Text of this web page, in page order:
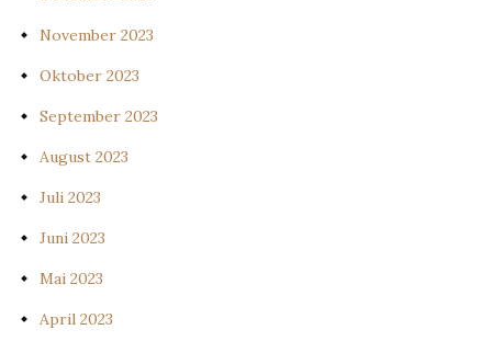
November 2023
Oktober 2023
September 2023
August 2023
Juli 2023
Juni 2023
Mai 2023
April 2023